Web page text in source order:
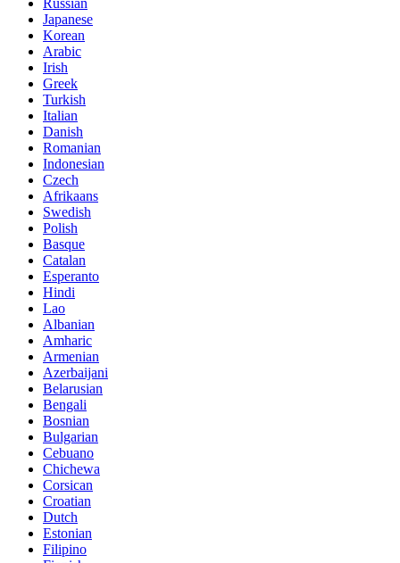
Russian
Japanese
Korean
Arabic
Irish
Greek
Turkish
Italian
Danish
Romanian
Indonesian
Czech
Afrikaans
Swedish
Polish
Basque
Catalan
Esperanto
Hindi
Lao
Albanian
Amharic
Armenian
Azerbaijani
Belarusian
Bengali
Bosnian
Bulgarian
Cebuano
Chichewa
Corsican
Croatian
Dutch
Estonian
Filipino